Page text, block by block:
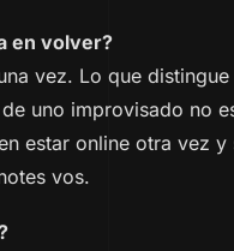
en volver?
vez. Lo que distingue
uno improvisado no
estar online otra vez y
vos.